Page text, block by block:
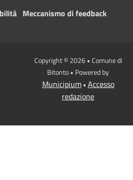
Meccanismo di feedback
Copyright © 2026 • Comune di
Bitonto • Powered by
Municipium• Accesso
redazione